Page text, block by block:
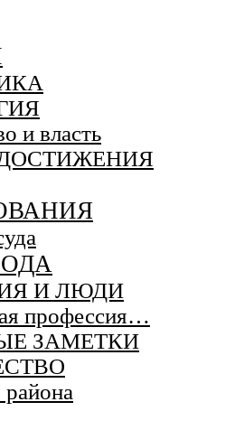
и власть
И ЛЮДИ
профессия…
ЗАМЕТКИ